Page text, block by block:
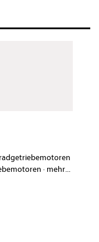
· mehr...